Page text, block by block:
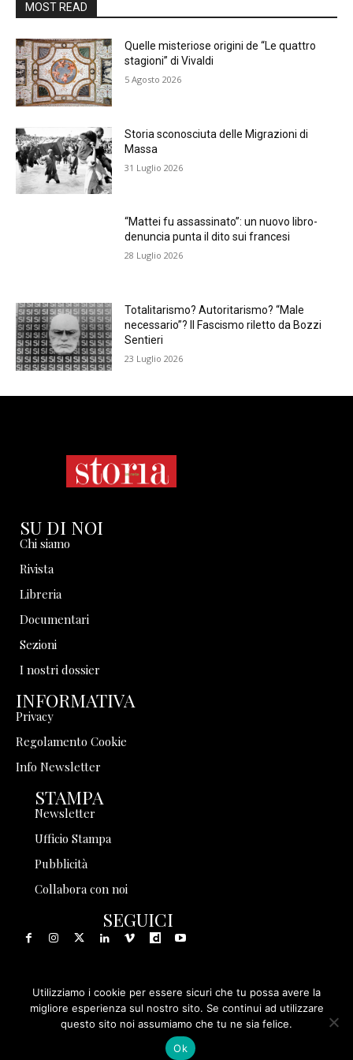
MOST READ
Quelle misteriose origini de “Le quattro
stagioni” di Vivaldi
5 Agosto 2026
Storia sconosciuta delle Migrazioni di
Massa
31 Luglio 2026
“Mattei fu assassinato”: un nuovo libro-
denuncia punta il dito sui francesi
28 Luglio 2026
Totalitarismo? Autoritarismo? “Male
necessario”? Il Fascismo riletto da Bozzi
Sentieri
23 Luglio 2026
SU DI NOI
Chi siamo
Rivista
Libreria
Documentari
Sezioni
I nostri dossier
INFORMATIVA
Privacy
Regolamento Cookie
Info Newsletter
STAMPA
Newsletter
Ufficio Stampa
Pubblicità
Collabora con noi
SEGUICI
© 1999 - 2025 Storia in Rete Srl - Tutti i diritti riservati - P.
IVA 08570971005
Utilizziamo i cookie per essere sicuri che tu possa avere la
migliore esperienza sul nostro sito. Se continui ad utilizzare
questo sito noi assumiamo che tu ne sia felice.
Ok